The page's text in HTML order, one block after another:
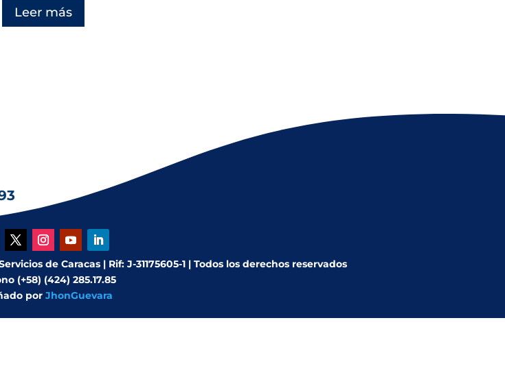
Leer más
de Caracas | Rif: J-31175605-1 | Todos los derechos reservados
(+58) (424) 285.17.85
por JhonGuevara